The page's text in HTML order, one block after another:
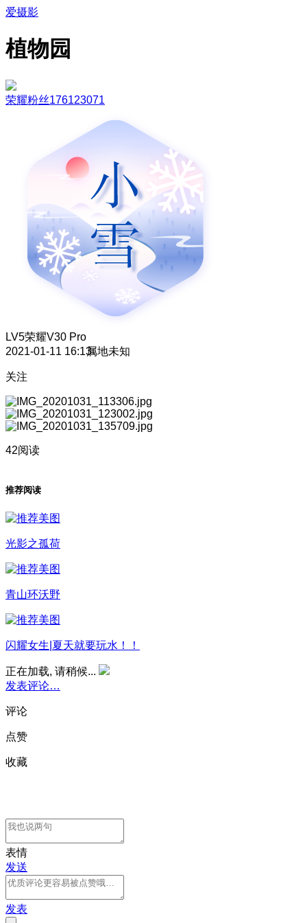
爱摄影
植物园
荣耀粉丝176123071
LV5荣耀V30 Pro
2021-01-11 16:13属地未知
关注
42阅读
推荐阅读
光影之孤荷
青山环沃野
闪耀女生|夏天就要玩水！！
正在加载, 请稍候...
发表评论…
评论
点赞
收藏
表情
发送
发表